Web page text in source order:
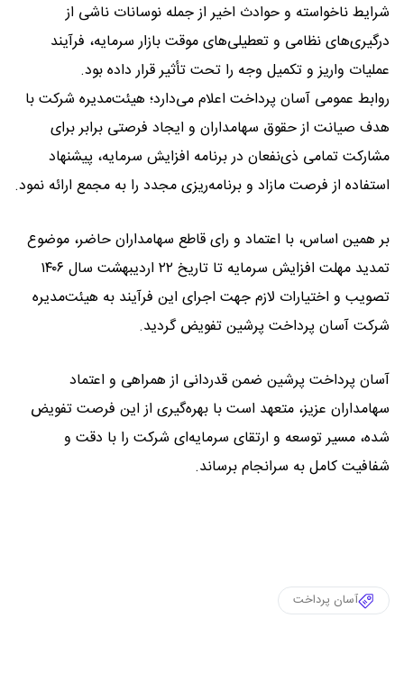
شرایط ناخواسته و حوادث اخیر از جمله نوسانات ناشی از
درگیری‌های نظامی و تعطیلی‌های موقت بازار سرمایه، فرآیند
عملیات واریز و تکمیل وجه را تحت تأثیر قرار داده بود.
روابط عمومی آسان پرداخت اعلام می‌دارد؛ هیئت‌مدیره شرکت با
هدف صیانت از حقوق سهامداران و ایجاد فرصتی برابر برای
مشارکت تمامی ذی‌نفعان در برنامه افزایش سرمایه، پیشنهاد
استفاده از فرصت مازاد و برنامه‌ریزی مجدد را به مجمع ارائه نمود.
بر همین اساس، با اعتماد و رای قاطع سهامداران حاضر، موضوع
تمدید مهلت افزایش سرمایه تا تاریخ ۲۲ اردیبهشت سال ۱۴۰۶
تصویب و اختیارات لازم جهت اجرای این فرآیند به هیئت‌مدیره
شرکت آسان پرداخت پرشین تفویض گردید.
آسان پرداخت پرشین ضمن قدردانی از همراهی و اعتماد
سهامداران عزیز، متعهد است با بهره‌گیری از این فرصت تفویض
شده، مسیر توسعه و ارتقای سرمایه‌ای شرکت را با دقت و
شفافیت کامل به سرانجام برساند.
آسان پرداخت